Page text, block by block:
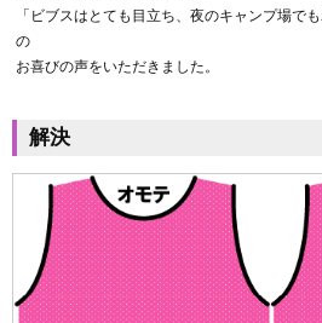
「ビブスはとても目立ち、夜のキャンプ場で
の
お喜びの声をいただきました。
解決